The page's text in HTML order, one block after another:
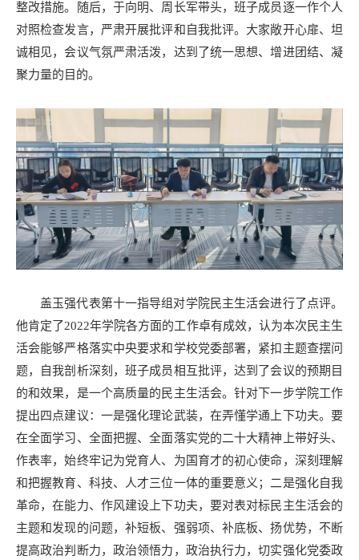
整改措施。随后，于向明、周长军带头，班子成员逐一作个人
对照检查发言，严肃开展批评和自我批评。大家敞开心扉、坦
诚相见，会议气氛严肃活泼，达到了统一思想、增进团结、凝
聚力量的目的。
盖玉强代表第十一指导组对学院民主生活会进行了点评。
他肯定了2022年学院各方面的工作卓有成效，认为本次民主生
活会能够严格落实中央要求和学校党委部署，紧扣主题查摆问
题，自我剖析深刻，班子成员相互批评，达到了会议的预期目
的和效果，是一个高质量的民主生活会。针对下一步学院工作
提出四点建议：一是强化理论武装，在弄懂学通上下功夫。要
在全面学习、全面把握、全面落实党的二十大精神上带好头、
作表率，始终牢记为党育人、为国育才的初心使命，深刻理解
和把握教育、科技、人才三位一体的重要意义；二是强化自我
革命，在能力、作风建设上下功夫，要对表对标民主生活会的
主题和发现的问题，补短板、强弱项、补底板、扬优势，不断
提高政治判断力，政治领悟力，政治执行力，切实强化党委政